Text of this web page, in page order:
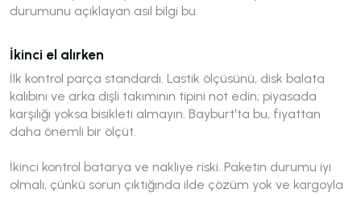
durumunu açıklayan asıl bilgi bu.
İkinci el alırken
İlk kontrol parça standardı. Lastik ölçüsünü, disk balata
kalıbını ve arka dişli takımının tipini not edin; piyasada
karşılığı yoksa bisikleti almayın. Bayburt'ta bu, fiyattan
daha önemli bir ölçüt.
İkinci kontrol batarya ve nakliye riski. Paketin durumu iyi
olmalı, çünkü sorun çıktığında ilde çözüm yok ve kargoyla